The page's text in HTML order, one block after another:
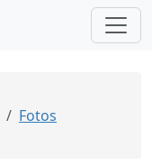
Fotos